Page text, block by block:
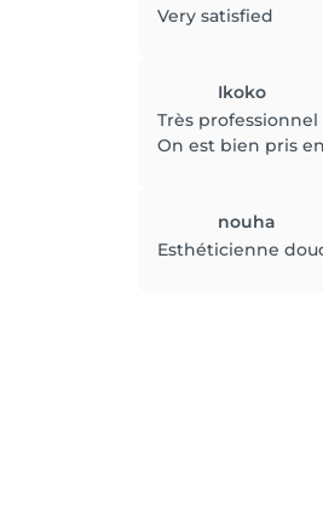
Very satisfied
Ikoko
Très professionnel
On est bien pris
nouha
Esthéticienne